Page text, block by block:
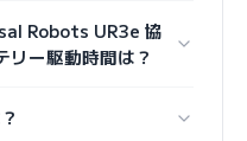
Robots UR3e 協
リー駆動時間は？